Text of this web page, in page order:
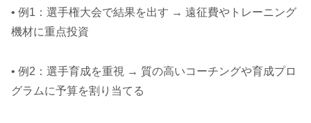
• 例1：選手権大会で結果を出す → 遠征費やトレーニング
機材に重点投資
• 例2：選手育成を重視 → 質の高いコーチングや育成プロ
グラムに予算を割り当てる